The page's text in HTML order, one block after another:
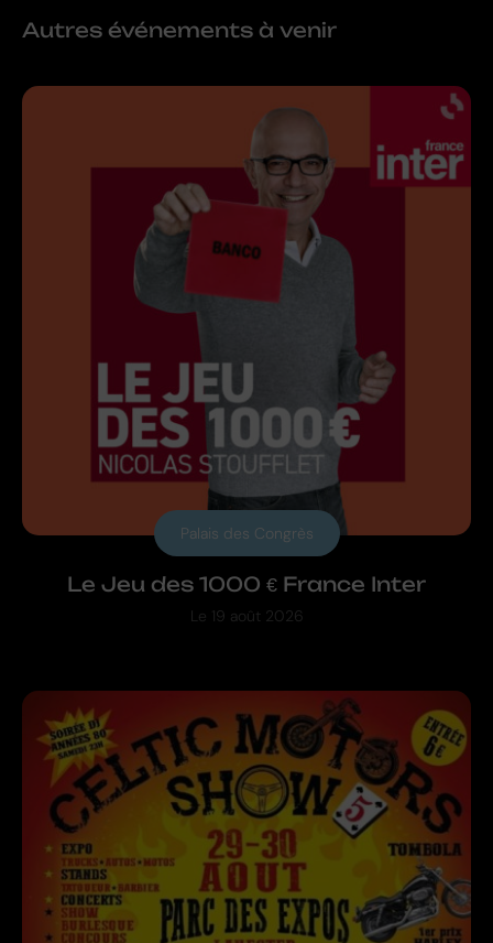
Autres événements à venir
Le Jeu des 1000 € France Inter
Palais des Congrès
Le 19 août 2026